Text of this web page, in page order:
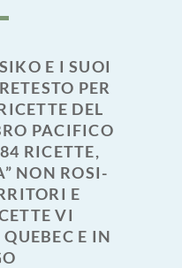
E I SUOI
PER
DEL
PACIFICO
RICETTE,
NON ROSI-
E
VI
E IN